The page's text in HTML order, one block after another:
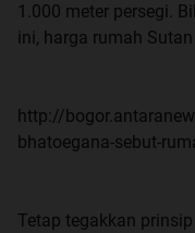
1.000 meter persegi.
ini, harga rumah
http://
bhatoegana-sebut-
Tetap tegakkan